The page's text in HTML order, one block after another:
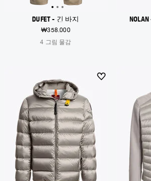
DUFET - 긴 바지
₩358.000
4 그림 물감
NEW ARRIVALS NEW